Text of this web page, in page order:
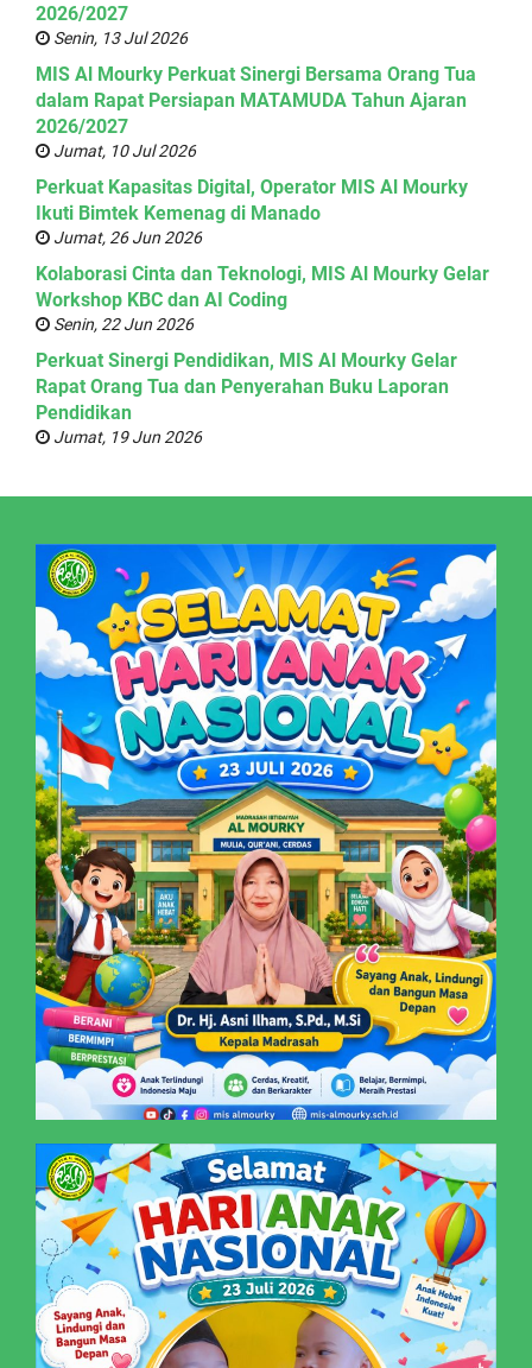
2026/2027
Senin, 13 Jul 2026
MIS Al Mourky Perkuat Sinergi Bersama Orang Tua
dalam Rapat Persiapan MATAMUDA Tahun Ajaran
2026/2027
Jumat, 10 Jul 2026
Perkuat Kapasitas Digital, Operator MIS Al Mourky
Ikuti Bimtek Kemenag di Manado
Jumat, 26 Jun 2026
Kolaborasi Cinta dan Teknologi, MIS Al Mourky Gelar
Workshop KBC dan AI Coding
Senin, 22 Jun 2026
Perkuat Sinergi Pendidikan, MIS Al Mourky Gelar
Rapat Orang Tua dan Penyerahan Buku Laporan
Pendidikan
Jumat, 19 Jun 2026